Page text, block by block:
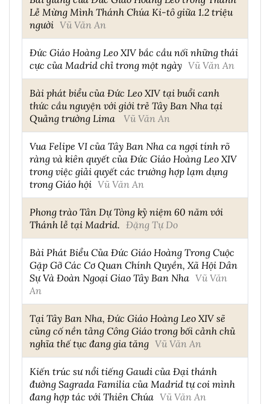
Lễ Mừng Mình Thánh Chúa Ki-tô giữa 1.2 triệu
người Vũ Văn An
Đức Giáo Hoàng Leo XIV bắc cầu nối những thái
cực của Madrid chỉ trong một ngày Vũ Văn An
Bài phát biểu của Đức Leo XIV tại buổi canh
thức cầu nguyện với giới trẻ Tây Ban Nha tại
Quảng trường Lima
Vũ Văn An
Vua Felipe VI của Tây Ban Nha ca ngợi tính rõ
ràng và kiên quyết của Đức Giáo Hoàng Leo XIV
trong việc giải quyết các trường hợp lạm dụng
trong Giáo hội Vũ Văn An
Phong trào Tân Dự Tòng kỷ niệm 60 năm với
Thánh lễ tại Madrid. Đặng Tự Do
Bài Phát Biểu Của Đức Giáo Hoàng Trong Cuộc
Gặp Gỡ Các Cơ Quan Chính Quyền, Xã Hội Dân
Sự Và Đoàn Ngoại Giao Tây Ban Nha Vũ Văn
An
Tại Tây Ban Nha, Đức Giáo Hoàng Leo XIV sẽ
củng cố nền tảng Công Giáo trong bối cảnh chủ
nghĩa thế tục đang gia tăng Vũ Văn An
Kiến trúc sư nổi tiếng Gaudi của Đại thánh
đường Sagrada Familia của Madrid tự coi mình
đang hợp tác với Thiên Chúa Vũ Văn An